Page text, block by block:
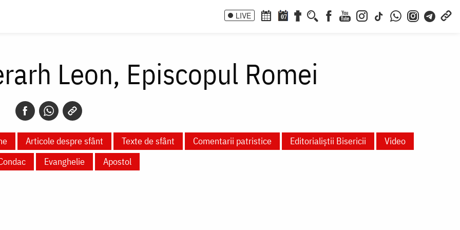
LIVE 07
Leon, Episcopul Romei
Articole despre sfânt Texte de sfânt Comentarii patristice Editorialiștii Bisericii
Video
Evanghelie Apostol